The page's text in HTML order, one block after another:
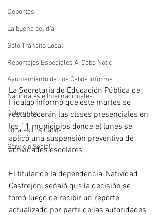
Deportes
La buena del día
Sólo Tránsito Local
Reportajes Especiales Al Cabo Notic
Ayuntamiento de Los Cabos Informa
Nacionales e Internacionales
Columnas
Locales Los Cabos
Servicio Social
La Secretaría de Educación Pública de
Hidalgo informó que este martes se
restablecerán las clases presenciales en
los 11 municipios donde el lunes se
aplicó una suspensión preventiva de
actividades escolares.
El titular de la dependencia, Natividad
Castrejón, señaló que la decisión se
tomó luego de recibir un reporte
actualizado por parte de las autoridades